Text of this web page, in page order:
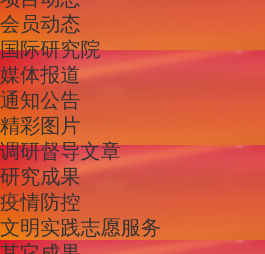
会员动态
国际研究院
媒体报道
通知公告
精彩图片
调研督导文章
研究成果
疫情防控
文明实践志愿服务